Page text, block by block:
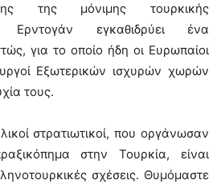
της μόνιμης τουρκικής
Ερντογάν εγκαθιδρύει ένα
για το οποίο ήδη οι Ευρωπαίοι
Εξωτερικών ισχυρών χωρών
τους.
στρατιωτικοί, που οργάνωσαν
στην Τουρκία, είναι
σχέσεις. Θυμόμαστε